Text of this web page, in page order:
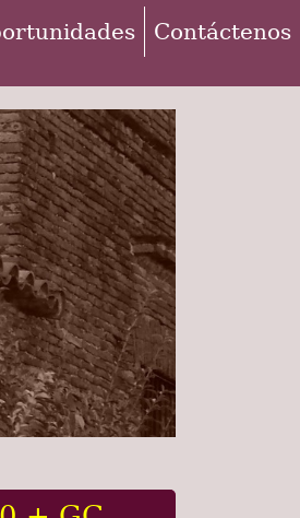
Contáctenos